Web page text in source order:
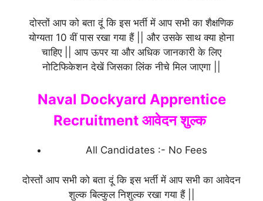
दोस्तों आप को बता दूं कि इस भर्ती में आप सभी का शैक्षणिक
योग्यता 10 वीं पास रखा गया हैं || और उसके साथ क्या होना
चाहिए || आप ऊपर या और अधिक जानकारी के लिए
नोटिफिकेशन देखें जिसका लिंक नीचे मिल जाएगा ||
Naval Dockyard Apprentice
Recruitment आवेदन शुल्क
All Candidates :- No Fees
दोस्तों आप सभी को बता दूं कि इस भर्ती में आप सभी का आवेदन
शुल्क बिल्कुल निशुल्क रखा गया हैं ||